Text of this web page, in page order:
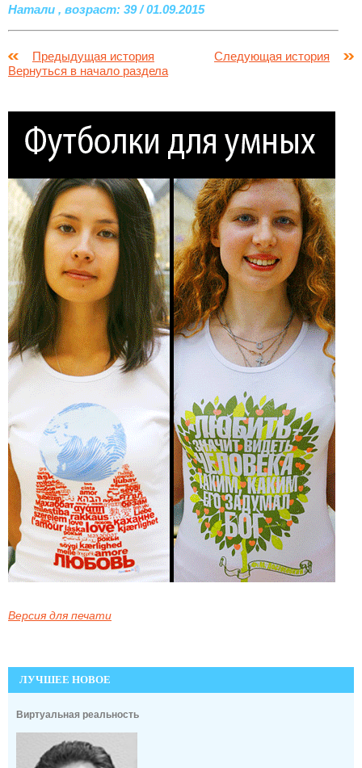
Натали , возраст: 39 / 01.09.2015
Предыдущая история
Следующая история
Вернуться в начало раздела
Версия для печати
ЛУЧШЕЕ НОВОЕ
Виртуальная реальность